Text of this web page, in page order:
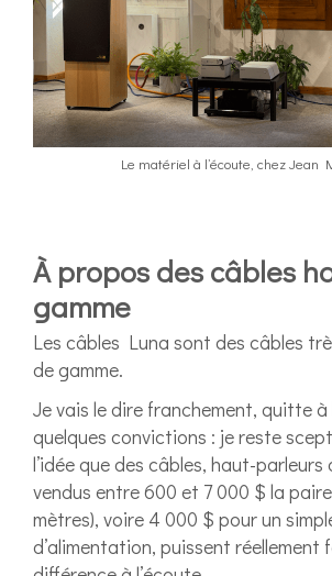
Le matériel à l’écoute, chez Jean
À propos des câbles
gamme
Les câbles Luna sont des câbles
de gamme.
Je vais le dire franchement, quitte
quelques convictions : je reste
l’idée que des câbles, haut-parleurs
vendus entre 600 et 7 000 $ la
mètres), voire 4 000 $ pour un
d’alimentation, puissent réellement